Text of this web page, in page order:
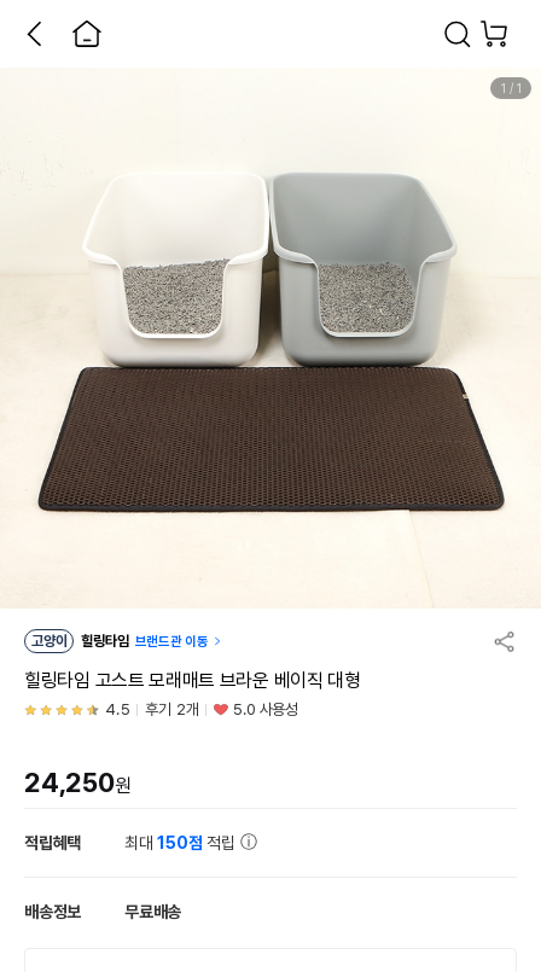
1 / 1
고양이 힐링타임 브랜드관 이동
힐링타임 고스트 모래매트 브라운 베이직 대형
4.5 후기 2개 5.0 사용성
24,250원
적립혜택 최대150점 적립
배송정보 무료배송